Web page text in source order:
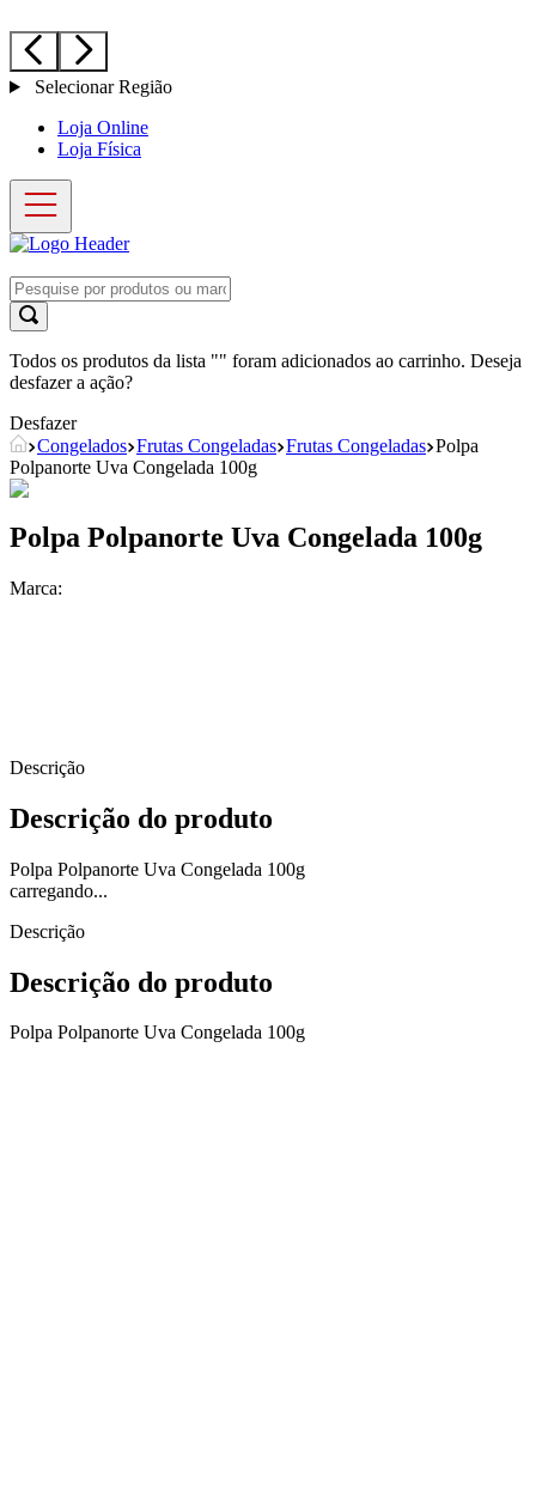
Selecionar Região
Loja Online
Loja Física
Todos os produtos da lista "" foram adicionados ao carrinho. Deseja
desfazer a ação?
Desfazer
Congelados Frutas Congeladas Frutas Congeladas Polpa
Polpanorte Uva Congelada 100g
Polpa Polpanorte Uva Congelada 100g
Marca:
Descrição
Descrição do produto
Polpa Polpanorte Uva Congelada 100g
carregando...
Descrição
Descrição do produto
Polpa Polpanorte Uva Congelada 100g